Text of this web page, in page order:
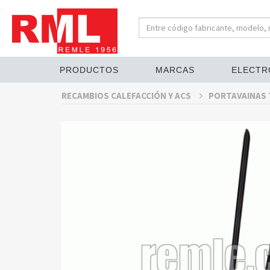
PRODUCTOS MARCAS
RECAMBIOS CALEFACCIÓN Y ACS PORTAVAINAS